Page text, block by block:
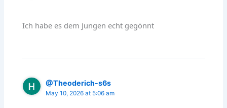
Ich habe es dem Jungen echt gegönnt
@Theoderich-s6s
May 10, 2026 at 5:06 am